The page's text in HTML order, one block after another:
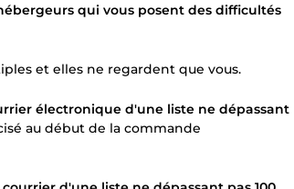
qui vous posent des difficultés
et elles ne regardent que vous.
électronique d'une liste ne dépassant
au début de la commande